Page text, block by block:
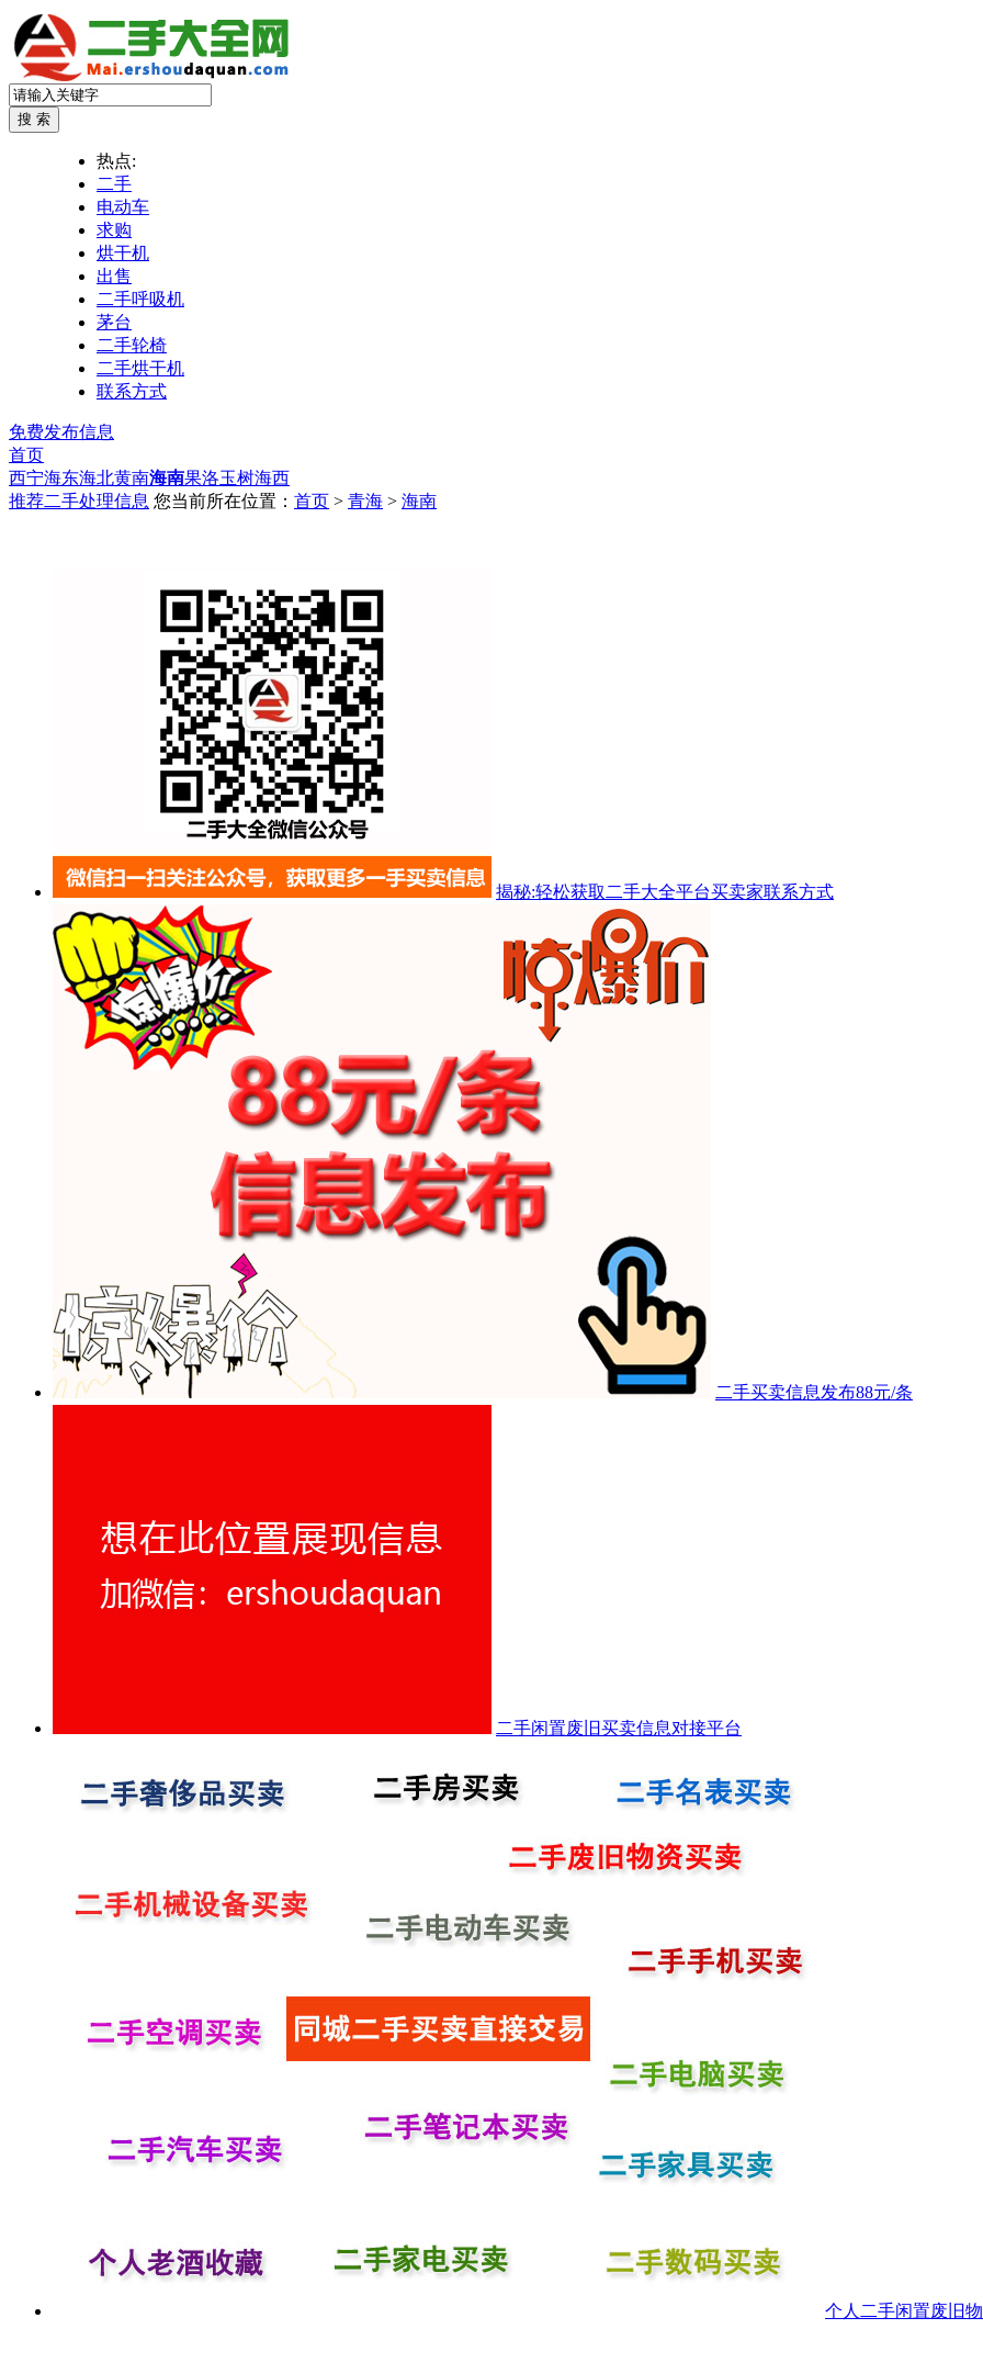
热点:
二手
电动车
求购
烘干机
出售
二手呼吸机
茅台
二手轮椅
二手烘干机
联系方式
免费发布信息
首页
西宁海东海北黄南海南果洛玉树海西
推荐二手处理信息 您当前所在位置： 首页 > 青海 > 海南
揭秘:轻松获取二手大全平台买卖家联系方式
二手买卖信息发布88元/条
二手闲置废旧买卖信息对接平台
个人二手闲置废旧